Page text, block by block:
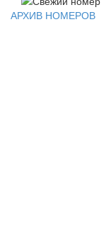
АРХИВ НОМЕРОВ